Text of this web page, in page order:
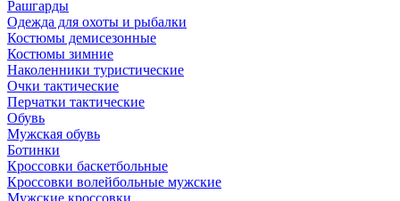
Рашгарды
Одежда для охоты и рыбалки
Костюмы демисезонные
Костюмы зимние
Наколенники туристические
Очки тактические
Перчатки тактические
Обувь
Мужская обувь
Ботинки
Кроссовки баскетбольные
Кроссовки волейбольные мужские
Мужские кроссовки